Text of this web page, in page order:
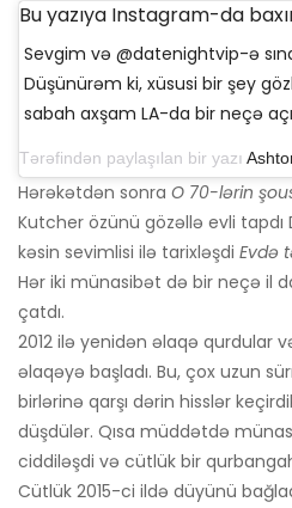
Bu yazıya Instagram-da
Sevgim və @datenightvip-ə
Düşünürəm ki, xüsusi bir şey
sabah axşam LA-da bir neçə
Tərəfindən paylaşılan bir yazı
Hərəkətdən sonra O 70-lərin
Kutcher özünü gözəllə evli tapdı
kəsin sevimlisi ilə tarixləşdi Evdə
Hər iki münasibət də bir neçə il
çatdı.
2012 ilə yenidən əlaqə qurdular
əlaqəyə başladı. Bu, çox uzun
birlərinə qarşı dərin hisslər
düşdülər. Qısa müddətdə
ciddiləşdi və cütlük bir
Cütlük 2015-ci ildə düyünü